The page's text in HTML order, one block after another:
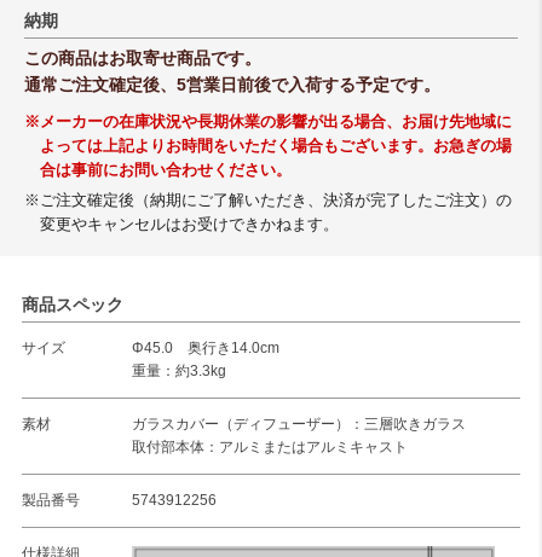
納期
この商品はお取寄せ商品です。
通常ご注文確定後、5営業日前後で入荷する予定です。
※メーカーの在庫状況や長期休業の影響が出る場合、お届け先地域に
よっては上記よりお時間をいただく場合もございます。お急ぎの場
合は事前にお問い合わせください。
※ご注文確定後（納期にご了解いただき、決済が完了したご注文）の
変更やキャンセルはお受けできかねます。
商品スペック
サイズ
Φ45.0 奥行き14.0cm
重量：約3.3kg
素材
ガラスカバー（ディフューザー）：三層吹きガラス
取付部本体：アルミまたはアルミキャスト
製品番号 5743912256
仕様詳細